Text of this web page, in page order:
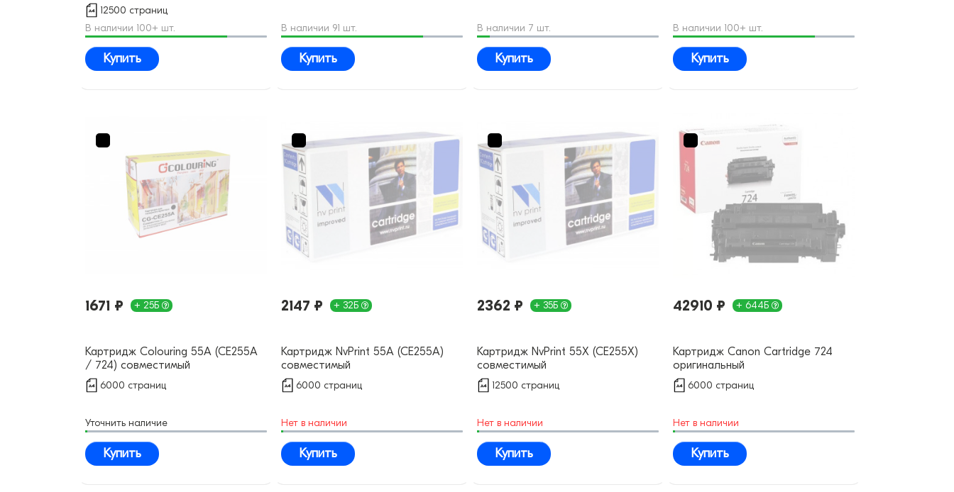
12500 страниц
В наличии 100+ шт.
Купить
В наличии 91 шт.
Купить
В наличии 7 шт.
Купить
В наличии 100+ шт.
Купить
1671 ₽ + 25Б
Картридж Colouring 55A (CE255A
/ 724) совместимый
6000 страниц
Уточнить наличие
Купить
2147 ₽ + 32Б
Картридж NvPrint 55A (CE255A)
совместимый
6000 страниц
Нет в наличии
Купить
2362 ₽ + 35Б
Картридж NvPrint 55X (CE255X)
совместимый
12500 страниц
Нет в наличии
Купить
42910 ₽ + 644Б
Картридж Canon Cartridge 724
оригинальный
6000 страниц
Нет в наличии
Купить